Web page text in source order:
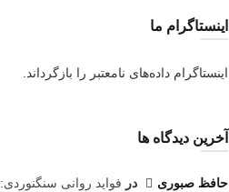
اینستاگرام ما
اینستاگرام داده‌های نامعتبر را بازگرداند.
آخرین دیدگاه ها
حافظ صبوری در فواید روانی سنگنوردی: